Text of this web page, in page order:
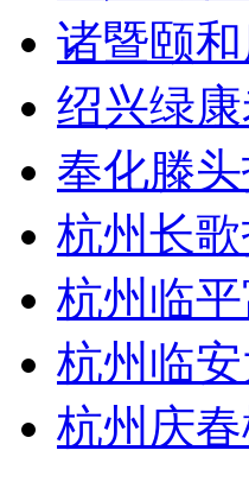
诸暨颐
绍兴绿
奉化滕
杭州长
杭州临
杭州临
杭州庆